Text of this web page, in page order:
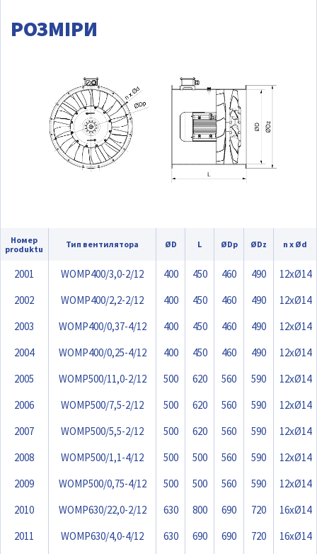
РОЗМІРИ
Номер
produktu
Тип вентилятора ØD L ØDp ØDz n x Ød
2001 WOMP400/3,0-2/12 400 450 460 490
12xØ14
2002
WOMP400/2,2-2/12 400 450 460 490
12xØ14
2003
WOMP400/0,37-4/12 400 450 460 490
12xØ14
2004
WOMP400/0,25-4/12 400 450 460 490
12xØ14
2005
WOMP500/11,0-2/12 500 620 560 590
12xØ14
2006
WOMP500/7,5-2/12 500 620 560 590
12xØ14
2007
WOMP500/5,5-2/12 500 620 560 590
12xØ14
2008
WOMP500/1,1-4/12 500 500 560 590
12xØ14
2009
WOMP500/0,75-4/12 500 500 560 590
12xØ14
2010
WOMP630/22,0-2/12 630 800 690 720
16xØ14
2011
WOMP630/4,0-4/12 630 690 690 720
16xØ14